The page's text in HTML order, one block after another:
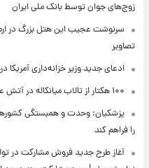
زوج‌های جوان توسط بانک ملی ایران
سرنوشت عجیب این هتل بزرگ در
تصاویر
ادعای جدید وزیر خزانه‌داری
۱۰۰ هکتار از تالاب میانکاله در آتش عمدی خاکستر شد + تصاویر
پزشکیان: وحدت و همبستگی
را فراهم کند
آغاز طرح جدید فروش مشارکت در